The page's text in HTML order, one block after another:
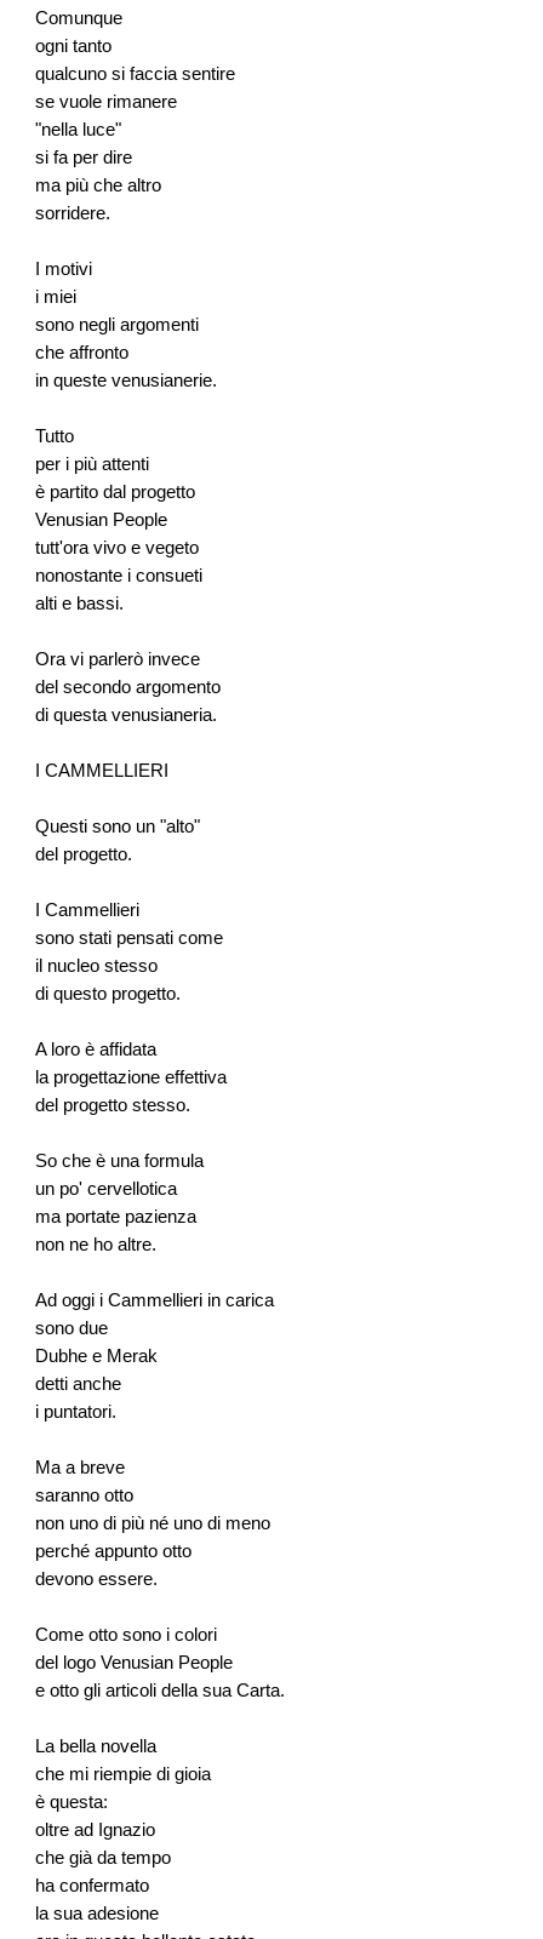
Comunque
ogni tanto
qualcuno si faccia sentire
se vuole rimanere
"nella luce"
si fa per dire
ma più che altro
sorridere.
I motivi
i miei
sono negli argomenti
che affronto
in queste venusianerie.
Tutto
per i più attenti
è partito dal progetto
Venusian People
tutt'ora vivo e vegeto
nonostante i consueti
alti e bassi.
Ora vi parlerò invece
del secondo argomento
di questa venusianeria.
I CAMMELLIERI
Questi sono un "alto"
del progetto.
I Cammellieri
sono stati pensati come
il nucleo stesso
di questo progetto.
A loro è affidata
la progettazione effettiva
del progetto stesso.
So che è una formula
un po' cervellotica
ma portate pazienza
non ne ho altre.
Ad oggi i Cammellieri in carica
sono due
Dubhe e Merak
detti anche
i puntatori.
Ma a breve
saranno otto
non uno di più né uno di meno
perché appunto otto
devono essere.
Come otto sono i colori
del logo Venusian People
e otto gli articoli della sua Carta.
La bella novella
che mi riempie di gioia
è questa:
oltre ad Ignazio
che già da tempo
ha confermato
la sua adesione